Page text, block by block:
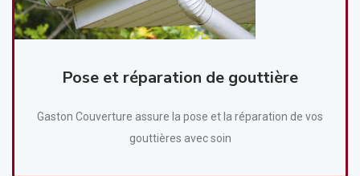
Pose et réparation de gouttière
Gaston Couverture assure la pose et la réparation de vos
gouttières avec soin